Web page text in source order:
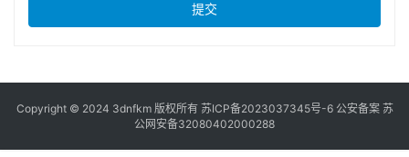
提交
Copyright © 2024 3dnfkm 版权所有 苏ICP备2023037345号-6公安备案 苏
公网安备32080402000288